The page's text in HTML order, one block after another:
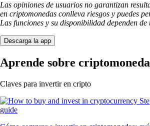
Las opiniones de usuarios no garantizan
en criptomonedas conlleva riesgos y puedes
Las funciones y su disponibilidad dependen de
Descarga la app
Aprende sobre
Claves para invertir en cripto